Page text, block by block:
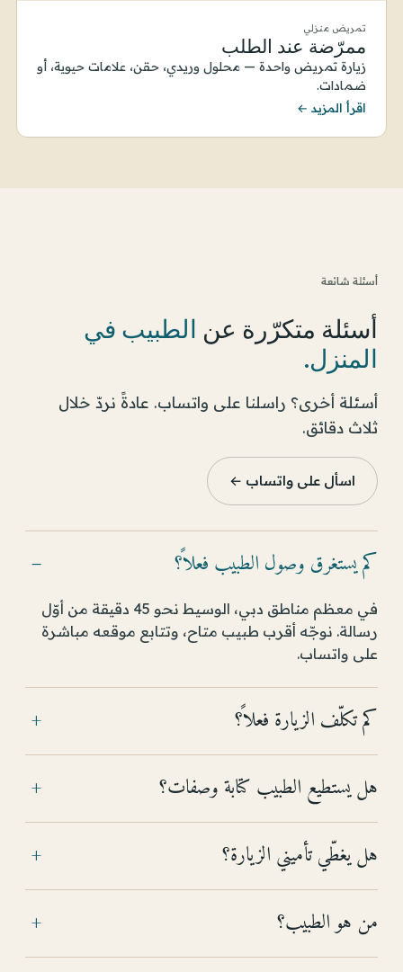
تمريض منزلي
ممرّضة عند الطلب
زيارة تمريض واحدة — محلول وريدي، حقن، علامات حيوية، أو
ضمادات.
اقرأ المزيد ←
أسئلة شائعة
أسئلة متكرّرة عن الطبيب في
المنزل.
أسئلة أخرى؟ راسلنا على واتساب. عادةً نردّ خلال
ثلاث دقائق.
اسأل على واتساب ←
كم يستغرق وصول الطبيب فعلاً؟ −
في معظم مناطق دبي، الوسيط نحو 45 دقيقة من أوّل
رسالة. نوجّه أقرب طبيب متاح، وتتابع موقعه مباشرة
على واتساب.
كم تكلّف الزيارة فعلاً؟
+
هل يستطيع الطبيب كتابة وصفات؟
+
هل يغطّي تأميني الزيارة؟
+
من هو الطبيب؟
+